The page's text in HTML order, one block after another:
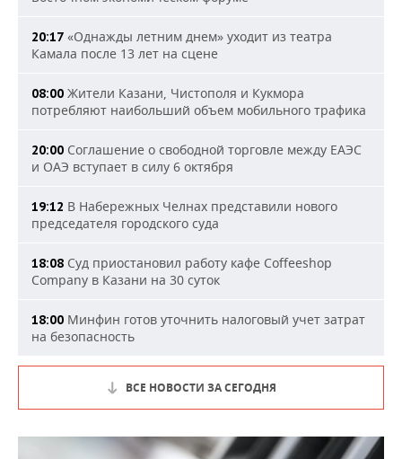
20:17 «Однажды летним днем» уходит из театра
Камала после 13 лет на сцене
08:00 Жители Казани, Чистополя и Кукмора
потребляют наибольший объем мобильного трафика
20:00 Соглашение о свободной торговле между ЕАЭС
и ОАЭ вступает в силу 6 октября
19:12 В Набережных Челнах представили нового
председателя городского суда
18:08 Суд приостановил работу кафе Coffeeshop
Company в Казани на 30 суток
18:00 Минфин готов уточнить налоговый учет затрат
на безопасность
ВСЕ НОВОСТИ ЗА СЕГОДНЯ